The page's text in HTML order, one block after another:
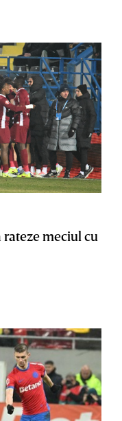
meciul cu